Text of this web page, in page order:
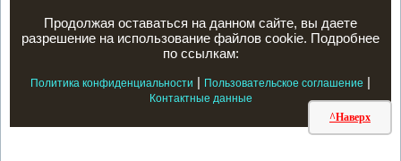
^Наверх
Продолжая оставаться на данном сайте, вы даете
разрешение на использование файлов cookie. Подробнее
по ссылкам:
Политика конфиденциальности | Пользовательское соглашение |
Контактные данные